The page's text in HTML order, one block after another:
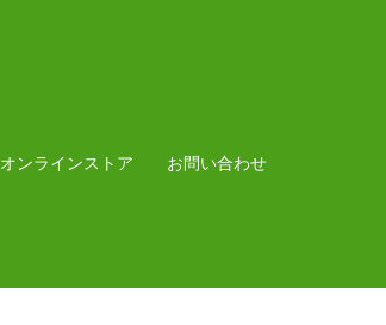
オンラインストア お問い合わせ